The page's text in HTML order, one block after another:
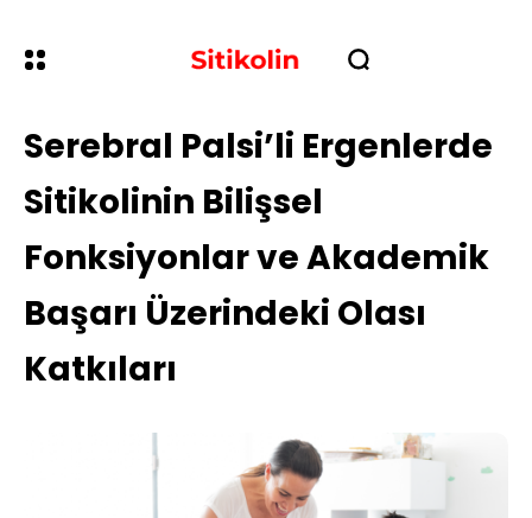
Serebral Palsi’li Ergenlerde
Sitikolinin Bilişsel
Fonksiyonlar ve Akademik
Başarı Üzerindeki Olası
Katkıları